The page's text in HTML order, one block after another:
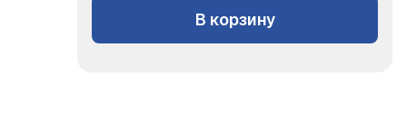
В корзину